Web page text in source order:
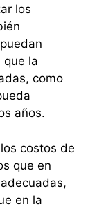
los
que la
como
años.
costos de
que en
en la